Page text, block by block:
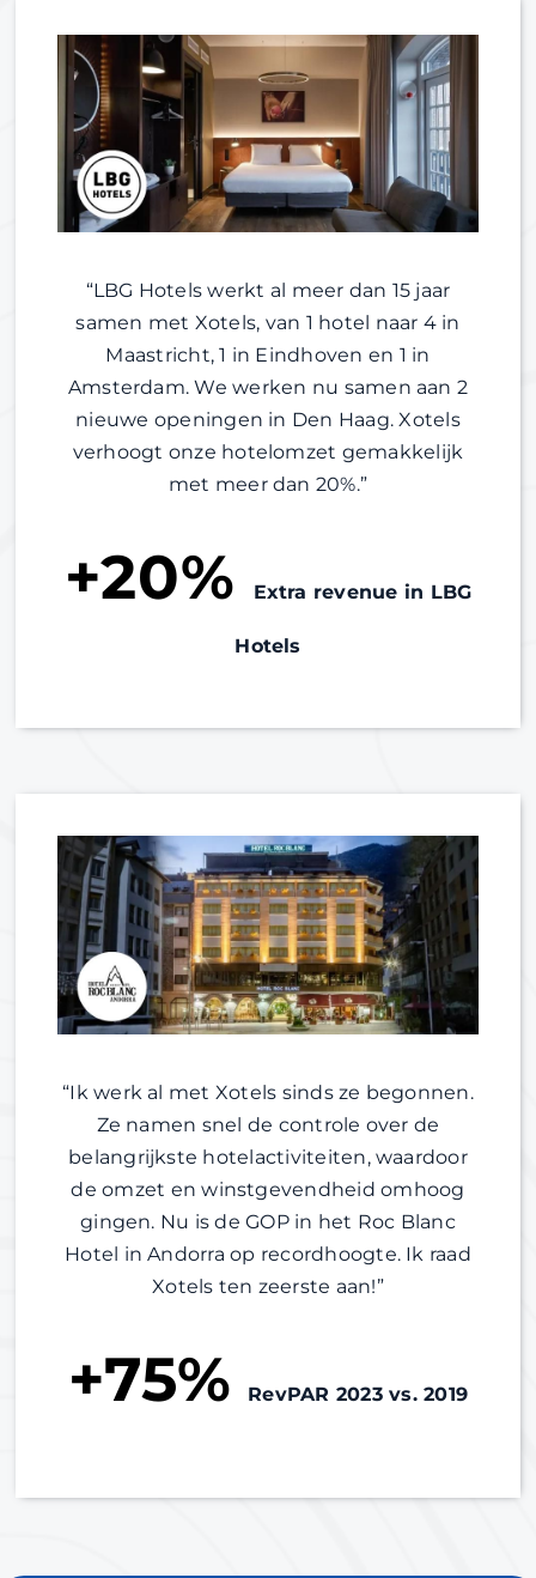
“LBG Hotels werkt al meer dan 15 jaar
samen met Xotels, van 1 hotel naar 4 in
Maastricht, 1 in Eindhoven en 1 in
Amsterdam. We werken nu samen aan 2
nieuwe openingen in Den Haag. Xotels
verhoogt onze hotelomzet gemakkelijk
met meer dan 20%.”
+20% Extra revenue in LBG
Hotels
“Ik werk al met Xotels sinds ze begonnen.
Ze namen snel de controle over de
belangrijkste hotelactiviteiten, waardoor
de omzet en winstgevendheid omhoog
gingen. Nu is de GOP in het Roc Blanc
Hotel in Andorra op recordhoogte. Ik raad
Xotels ten zeerste aan!”
+75% RevPAR 2023 vs. 2019